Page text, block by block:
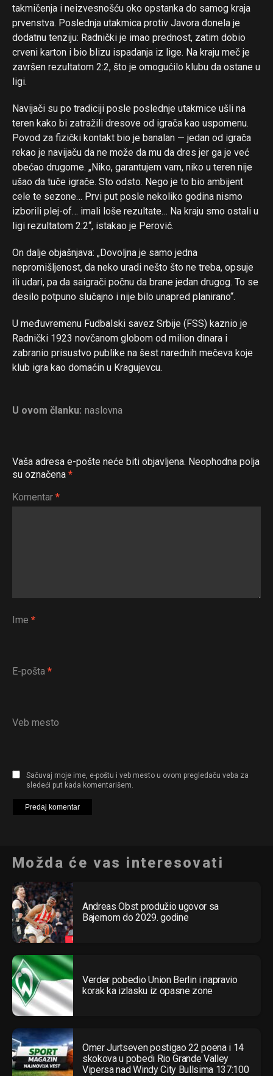
takmičenja i neizvesnošću oko opstanka do samog kraja
prvenstva. Poslednja utakmica protiv Javora donela je
dodatnu tenziju: Radnički je imao prednost, zatim dobio
crveni karton i bio blizu ispadanja iz lige. Na kraju meč je
završen rezultatom 2:2, što je omogućilo klubu da ostane u
ligi.
Navijači su po tradiciji posle poslednje utakmice ušli na
teren kako bi zatražili dresove od igrača kao uspomenu.
Povod za fizički kontakt bio je banalan — jedan od igrača
rekao je navijaču da ne može da mu da dres jer ga je već
obećao drugome. „Niko, garantujem vam, niko u teren nije
ušao da tuče igrače. Sto odsto. Nego je to bio ambijent
cele te sezone… Prvi put posle nekoliko godina nismo
izborili plej-of… imali loše rezultate… Na kraju smo ostali u
ligi rezultatom 2:2“, istakao je Perović.
On dalje objašnjava: „Dovoljna je samo jedna
nepromišljenost, da neko uradi nešto što ne treba, opsuje
ili udari, pa da saigrači počnu da brane jedan drugog. To se
desilo potpuno slučajno i nije bilo unapred planirano“.
U međuvremenu Fudbalski savez Srbije (FSS) kaznio je
Radnički 1923 novčanom globom od milion dinara i
zabranio prisustvo publike na šest narednih mečeva koje
klub igra kao domaćin u Kragujevcu.
U ovom članku: naslovna
Vaša adresa e-pošte neće biti objavljena. Neophodna polja
su označena *
Komentar *
Ime *
E-pošta *
Veb mesto
Sačuvaj moje ime, e-poštu i veb mesto u ovom pregledaču veba za
sledeći put kada komentarišem.
Možda će vas interesovati
Andreas Obst produžio ugovor sa
Bajernom do 2029. godine
Verder pobedio Union Berlin i napravio
korak ka izlasku iz opasne zone
Omer Jurtseven postigao 22 poena i 14
skokova u pobedi Rio Grande Valley
Vipersa nad Windy City Bullsima 137:100
Flipboard
Pinterest
Whatsapp
Email